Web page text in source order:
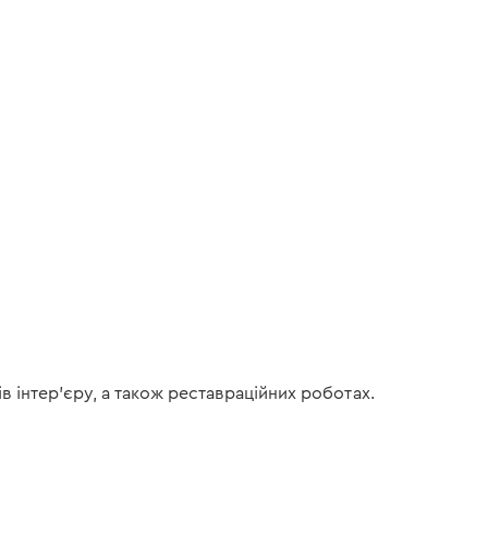
а також реставраційних роботах.